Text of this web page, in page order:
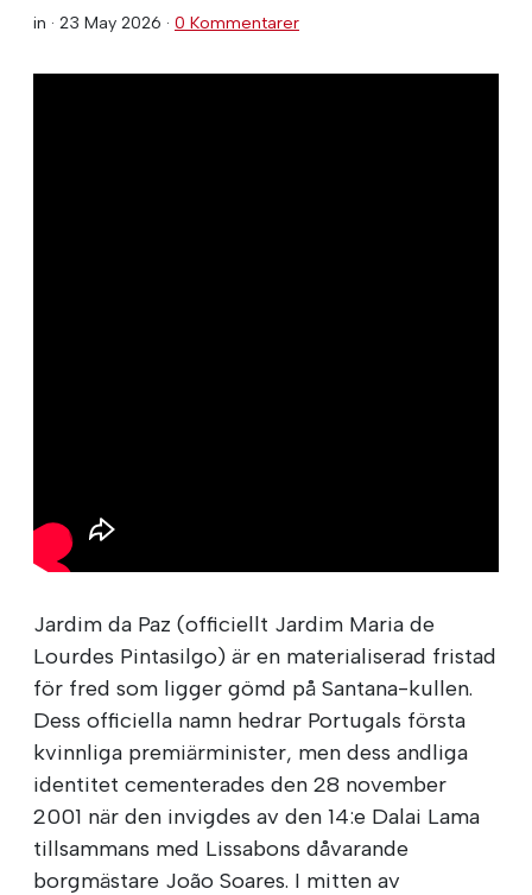
in · 23 May 2026 · 0 Kommentarer
Jardim da Paz (officiellt Jardim Maria de
Lourdes Pintasilgo) är en materialiserad fristad
för fred som ligger gömd på Santana-kullen.
Dess officiella namn hedrar Portugals första
kvinnliga premiärminister, men dess andliga
identitet cementerades den 28 november
2001 när den invigdes av den 14:e Dalai Lama
tillsammans med Lissabons dåvarande
borgmästare João Soares. I mitten av